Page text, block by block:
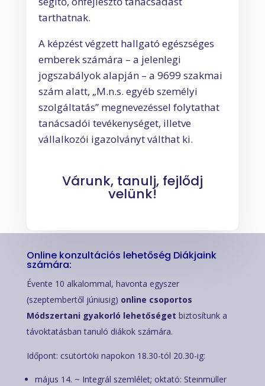
tarthatnak.
A képzést végzett hallgató egészséges
emberek számára – a jelenlegi
jogszabályok alapján – a 9699 szakmai
szám alatt, „M.n.s. egyéb személyi
szolgáltatás” megnevezéssel folytathat
tanácsadói tevékenységet, illetve
vállalkozói igazolványt válthat ki.
Várunk, tanulj, fejlődj
velünk!
Online konzultációs lehetőség Diákjaink
számára:
Évente 10 alkalommal, havonta egyszer
(szeptembertől júniusig) online csoportos
Módszertani gyakorló lehetőséget biztosítunk a
távoktatásban tanuló diákok számára.
Időpont: csütörtöki napokon 18.30-tól 20.30-ig:
május 14. ~ Integrál szemlélet; oktató: Steinmüller